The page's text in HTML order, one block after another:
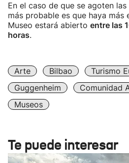
En el caso de que se agoten
más probable es que haya más
Museo estará abierto entre las
horas.
Arte Bilbao Turismo
Guggenheim
Comunidad
Museos
Te puede interesar